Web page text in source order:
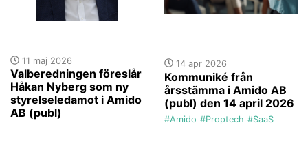
11 maj 2026
Valberedningen föreslår
Håkan Nyberg som ny
styrelseledamot i Amido
AB (publ)
14 apr 2026
Kommuniké från
årsstämma i Amido AB
(publ) den 14 april 2026
#Amido #Proptech #SaaS